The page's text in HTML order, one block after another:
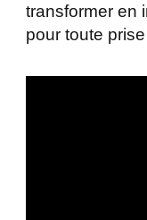
transformer en
pour toute